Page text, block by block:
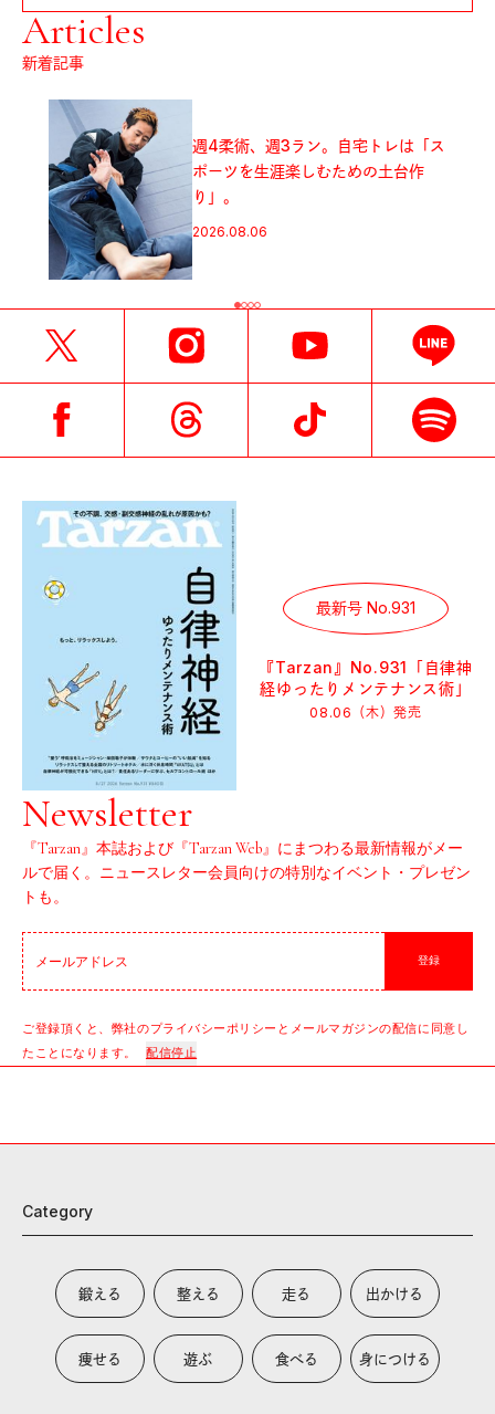
Articles
新着記事
週4柔術、週3ラン。自宅トレは「ス
ポーツを生涯楽しむための土台作
り」。
2026.08.06
最新号 No.931
『Tarzan』No.931「自律神
経ゆったりメンテナンス術」
08.06（木）発売
Newsletter
『Tarzan』本誌および『Tarzan Web』にまつわる最新情報がメー
ルで届く。ニュースレター会員向けの特別なイベント・プレゼン
トも。
登録
ご登録頂くと、弊社のプライバシーポリシーとメールマガジンの配信に同意し
たことになります。
配信停止
Category
鍛える 整える 走る 出かける
痩せる 遊ぶ 食べる 身につける